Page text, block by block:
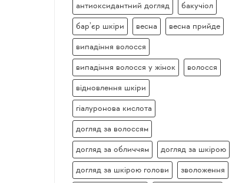
антиоксидантний догляд бакучіол
бар’єр шкіри весна весна прийде
випадіння волосся
випадіння волосся у жінок волосся
відновлення шкіри
гіалуронова кислота
догляд за волоссям
догляд за обличчям догляд за шкірою
догляд за шкірою голови зволоження